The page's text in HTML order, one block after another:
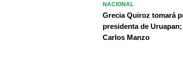
NACIONAL
Grecia Quiroz tomará
presidenta de
Carlos Manzo